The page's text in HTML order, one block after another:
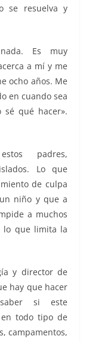
se resuelva y
Es muy
a mí y me
ocho años. Me
en cuando sea
sé qué hacer».
padres,
Lo que
de culpa
niño y que a
a muchos
lo que limita la
y director de
hay que hacer
si este
todo tipo de
campamentos,